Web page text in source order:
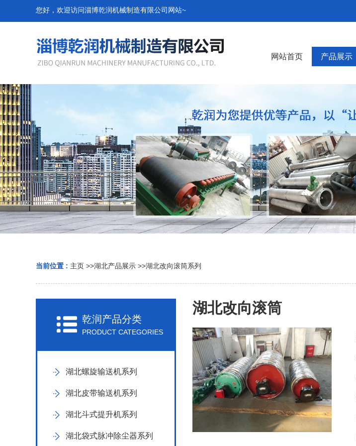
您好，欢迎访问淄博乾润机械制造有限公司网站~
网站首页 产品展示
当前位置 : 主页 >>湖北产品展示 >>湖北改向滚筒系列
乾润产品分类
PRODUCT CATEGORIES
湖北螺旋输送机系列
湖北皮带输送机系列
湖北斗式提升机系列
湖北袋式脉冲除尘器系列
湖北改向滚筒